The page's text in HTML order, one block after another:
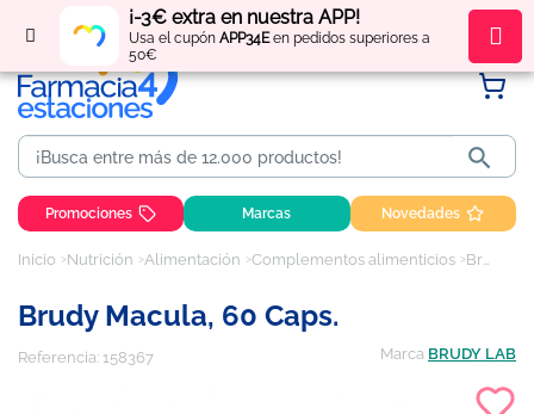
¡-3€ extra en nuestra APP!
Usa el cupón APP34Een pedidos superiores a
50€
Regístratey obténpuntos por tus compras

Promociones Marcas Novedades
Inicio Nutrición Alimentación Complementos alimenticios Brudy Macula, 60 Caps.
Brudy Macula, 60 Caps.
Referencia: 158367 Marca BRUDY LAB